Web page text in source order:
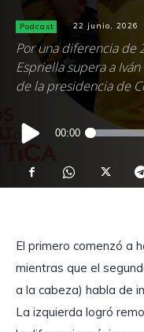
Podcast 22 junio, 2026
Por una diferencia de
Espriella supera a
de la presidencia de
Reproductor
de
00:00
El primero comenzó a
mientras que el
a la cabeza) habla de
La izquierda logró